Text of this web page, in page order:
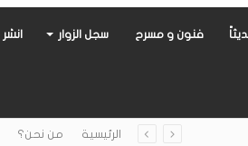
فنون و مسرح سجل الزوار
الرئيسية من نحن؟